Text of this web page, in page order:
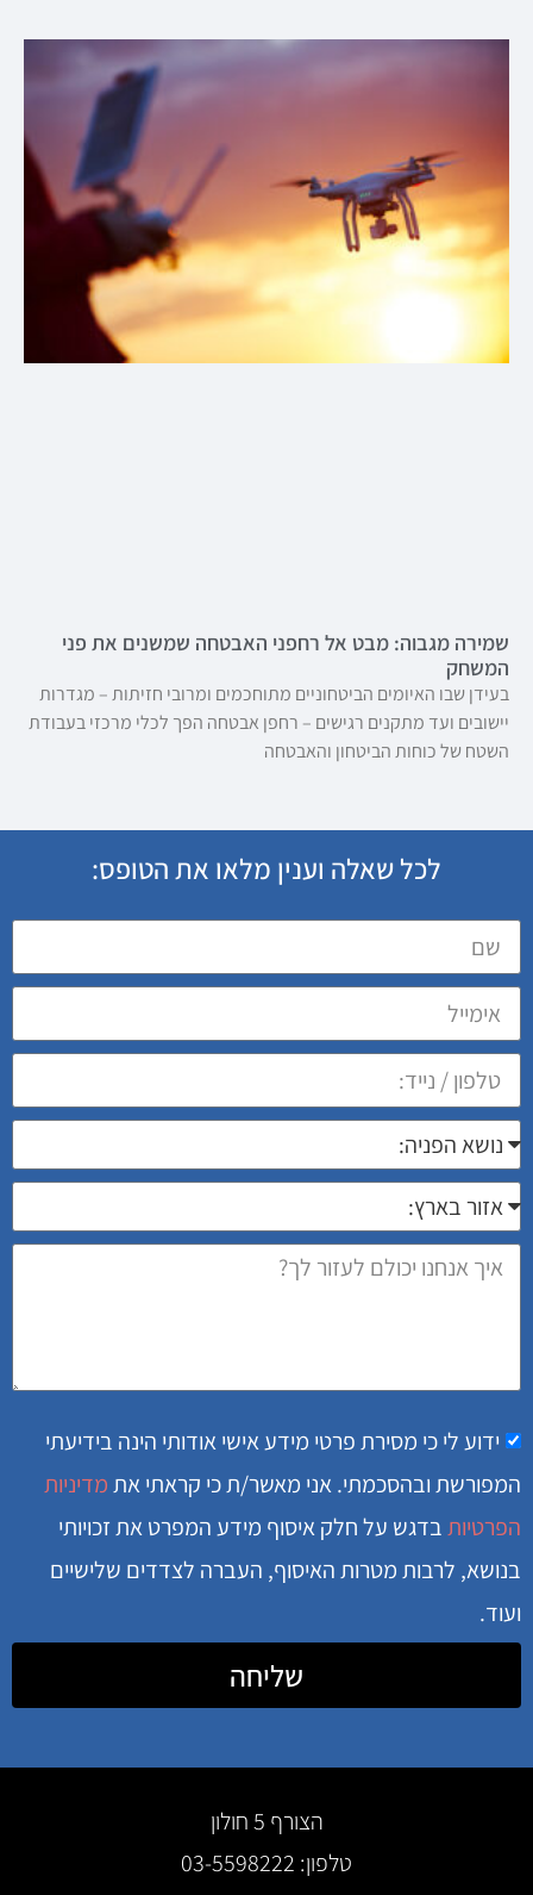
שמירה מגבוה: מבט אל רחפני האבטחה שמשנים את פני
המשחק
בעידן שבו האיומים הביטחוניים מתוחכמים ומרובי חזיתות – מגדרות
יישובים ועד מתקנים רגישים – רחפן אבטחה הפך לכלי מרכזי בעבודת
השטח של כוחות הביטחון והאבטחה
לכל שאלה וענין מלאו את הטופס:
ידוע לי כי מסירת פרטי מידע אישי אודותי הינה בידיעתי
המפורשת ובהסכמתי. אני מאשר/ת כי קראתי אתמדיניות
הפרטיותבדגש על חלק איסוף מידע המפרט את זכויותי
בנושא, לרבות מטרות האיסוף, העברה לצדדים שלישיים
ועוד.
שליחה
הצורף 5 חולון
טלפון: 03-5598222